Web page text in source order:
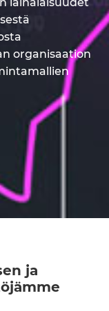
lainalaisuudet
organisaation
ja